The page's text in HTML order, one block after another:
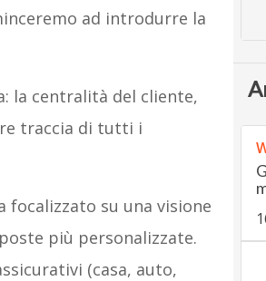
ad introdurre la
la centralità del cliente,
traccia di tutti i
focalizzato su una visione
più personalizzate.
(casa, auto,